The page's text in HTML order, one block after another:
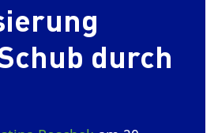
durch